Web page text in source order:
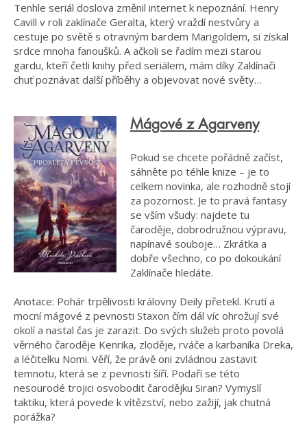
Tenhle seriál doslova změnil internet k nepoznání. Henry
Cavill v roli zaklínače Geralta, který vraždí nestvůry a
cestuje po světě s otravným bardem Marigoldem, si získal
srdce mnoha fanoušků. A ačkoli se řadím mezi starou
gardu, kteří četli knihy před seriálem, mám díky Zaklínači
chuť poznávat další příběhy a objevovat nové světy…
Mágové z Agarveny
Pokud se chcete pořádně začíst,
sáhněte po téhle knize – je to
celkem novinka, ale rozhodně stojí
za pozornost. Je to pravá fantasy
se vším všudy: najdete tu
čaroděje, dobrodružnou výpravu,
napínavé souboje… Zkrátka a
dobře všechno, co po dokoukání
Zaklínače hledáte.
Anotace: Pohár trpělivosti královny Deily přetekl. Krutí a
mocní mágové z pevnosti Staxon čím dál víc ohrožují své
okolí a nastal čas je zarazit. Do svých služeb proto povolá
věrného čaroděje Kenrika, zloděje, rváče a karbaníka Dreka,
a léčitelku Nomi. Věří, že právě oni zvládnou zastavit
temnotu, která se z pevnosti šíří. Podaří se této
nesourodé trojici osvobodit čarodějku Siran? Vymyslí
taktiku, která povede k vítězství, nebo zažijí, jak chutná
porážka?